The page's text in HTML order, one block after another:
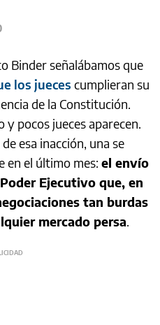
Binder señalábamos que
los jueces cumplieran su
de la Constitución.
pocos jueces aparecen.
esa inacción, una se
en el último mes: el envío
Ejecutivo que, en
tan burdas
mercado persa.